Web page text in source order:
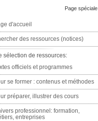
Page spéciale
d'accueil
des ressources (notices)
sélection de ressources:
officiels et programmes
se former : contenus et méthodes
préparer, illustrer des cours
professionnel: formation,
entreprises